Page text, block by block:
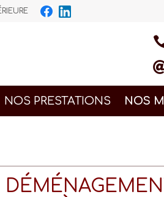
NOS PRESTATIONS NOS